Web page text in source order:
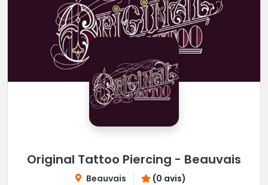
Original Tattoo Piercing - Beauvais
Beauvais (0 avis)